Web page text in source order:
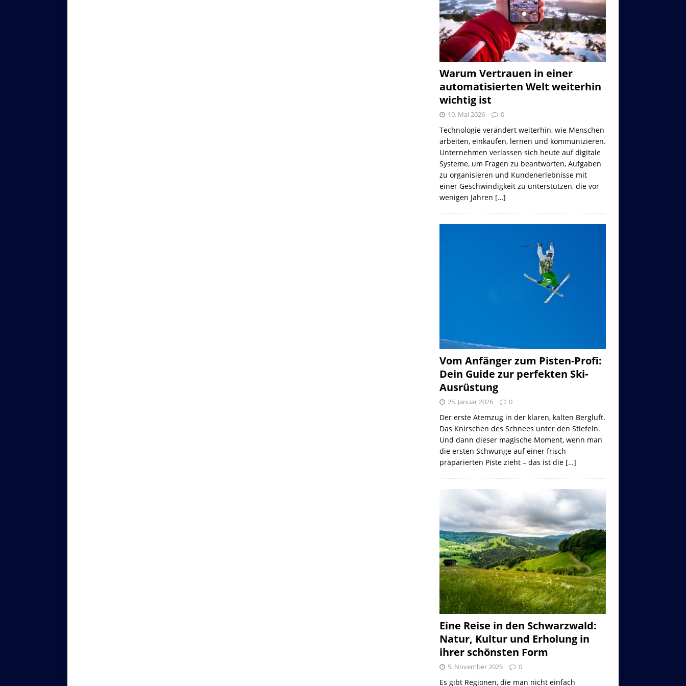
Warum Vertrauen in einer
automatisierten Welt weiterhin
wichtig ist
19. Mai 2026 0
Technologie verändert weiterhin, wie Menschen
arbeiten, einkaufen, lernen und kommunizieren.
Unternehmen verlassen sich heute auf digitale
Systeme, um Fragen zu beantworten, Aufgaben
zu organisieren und Kundenerlebnisse mit
einer Geschwindigkeit zu unterstützen, die vor
wenigen Jahren […]
Vom Anfänger zum Pisten-Profi:
Dein Guide zur perfekten Ski-
Ausrüstung
25. Januar 2026 0
Der erste Atemzug in der klaren, kalten Bergluft.
Das Knirschen des Schnees unter den Stiefeln.
Und dann dieser magische Moment, wenn man
die ersten Schwünge auf einer frisch
präparierten Piste zieht – das ist die […]
Eine Reise in den Schwarzwald:
Natur, Kultur und Erholung in
ihrer schönsten Form
5. November 2025 0
Es gibt Regionen, die man nicht einfach